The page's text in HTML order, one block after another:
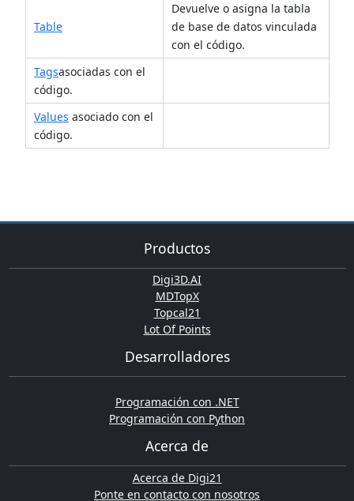
Table
Devuelve o asigna la tabla
de base de datos vinculada
con el código.
Tagsasociadas con el
código.
Values asociado con el
código.
Productos
Digi3D.AI
MDTopX
Topcal21
Lot Of Points
Desarrolladores
Programación con .NET
Programación con Python
Acerca de
Acerca de Digi21
Ponte en contacto con nosotros